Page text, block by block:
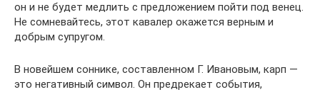
он и не будет медлить с предложением пойти под венец.
Не сомневайтесь, этот кавалер окажется верным и
добрым супругом.
В новейшем соннике, составленном Г. Ивановым, карп —
это негативный символ. Он предрекает события,